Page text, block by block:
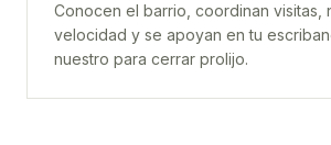
Conocen el barrio, coordinan visitas,
velocidad y se apoyan en tu
nuestro para cerrar prolijo.